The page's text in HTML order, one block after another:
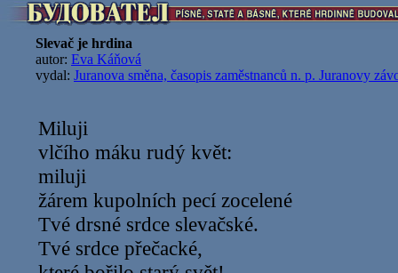
Slevač je hrdina
autor: Eva Káňová
vydal: Juranova směna, časopis zaměstnanců n. p. Juranovy
Miluji
vlčího máku rudý květ:
miluji
žárem kupolních pecí zocelené
Tvé drsné srdce slevačské.
Tvé srdce přečacké,